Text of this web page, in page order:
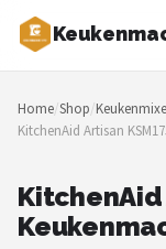
Zoeken
NAVIGATIE
Merken
Home/Shop/
KitchenAid Artisan
KitchenAid